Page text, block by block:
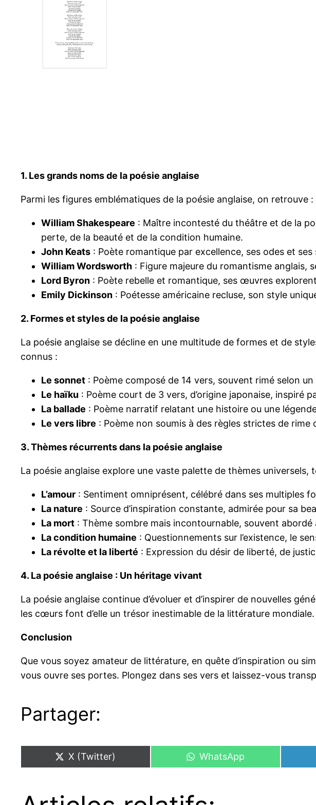
1. Les grands noms de la poésie anglaise
Parmi les figures emblématiques de la poésie anglaise, on retrouve :
William Shakespeare : Maître incontesté du théâtre et de la
perte, de la beauté et de la condition humaine.
John Keats : Poète romantique par excellence, ses odes et
William Wordsworth : Figure majeure du romantisme anglais,
Lord Byron : Poète rebelle et romantique, ses œuvres
Emily Dickinson : Poétesse américaine recluse, son style
2. Formes et styles de la poésie anglaise
La poésie anglaise se décline en une multitude de formes et de
connus :
Le sonnet : Poème composé de 14 vers, souvent rimé selon
Le haïku : Poème court de 3 vers, d’origine japonaise, inspiré
La ballade : Poème narratif relatant une histoire ou une
Le vers libre : Poème non soumis à des règles strictes de
3. Thèmes récurrents dans la poésie anglaise
La poésie anglaise explore une vaste palette de thèmes universels,
L’amour : Sentiment omniprésent, célébré dans ses multiples
La nature : Source d’inspiration constante, admirée pour sa
La mort : Thème sombre mais incontournable, souvent
La condition humaine : Questionnements sur l’existence, le
La révolte et la liberté : Expression du désir de liberté, de
4. La poésie anglaise : Un héritage vivant
La poésie anglaise continue d’évoluer et d’inspirer de nouvelles
les cœurs font d’elle un trésor inestimable de la littérature mondiale.
Conclusion
Que vous soyez amateur de littérature, en quête d’inspiration ou
vous ouvre ses portes. Plongez dans ses vers et laissez-vous
Partager:
Share
on
X (Twitter)
Share
on
WhatsApp